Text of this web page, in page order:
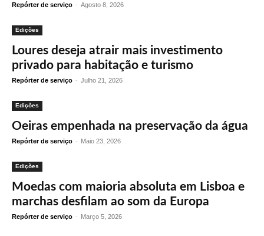
Repórter de serviço - Agosto 8, 2026
Edições
Loures deseja atrair mais investimento
privado para habitação e turismo
Repórter de serviço - Julho 21, 2026
Edições
Oeiras empenhada na preservação da água
Repórter de serviço - Maio 23, 2026
Edições
Moedas com maioria absoluta em Lisboa e
marchas desfilam ao som da Europa
Repórter de serviço - Março 5, 2026